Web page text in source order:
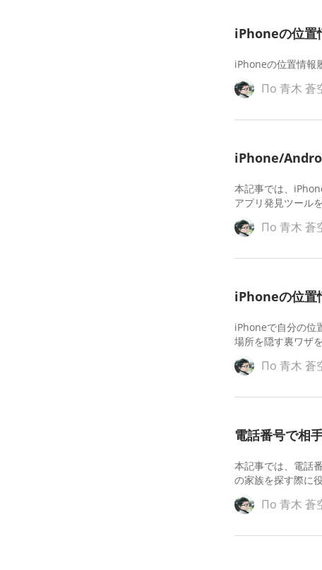
iPhoneの位置
iPhoneの位置情報
По 青木 蒼
iPhone/
本記事では、
アプリ発見ツール
По 青木 蒼
iPhoneの位置
iPhoneで自分の位
場所を隠す裏ワザ
По 青木 蒼
電話番号で相
本記事では、電話
の家族を探す際に
По 青木 蒼